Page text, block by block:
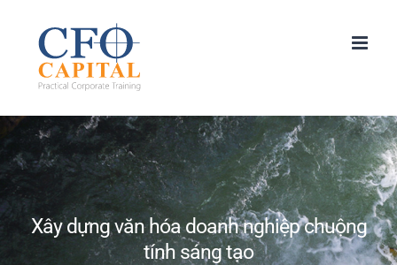
content
Xây dựng văn hóa doanh nghiệp chuộng
tính sáng tạo